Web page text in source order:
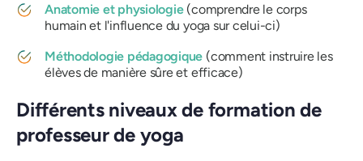
Anatomie et physiologie(comprendre le corps
humain et l'influence du yoga sur celui-ci)
Méthodologie pédagogique (comment instruire les
élèves de manière sûre et efficace)
Différents niveaux de formation de
professeur de yoga